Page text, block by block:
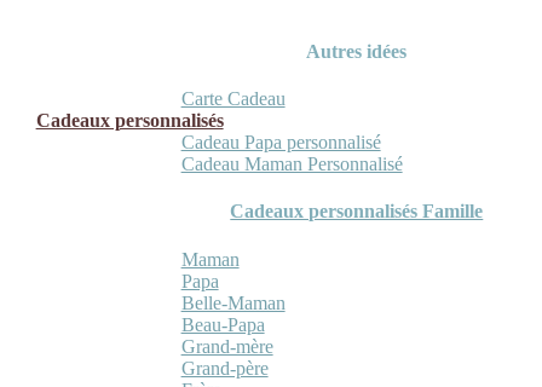
Autres idées
Carte Cadeau
Cadeaux personnalisés
Cadeau Papa personnalisé
Cadeau Maman Personnalisé
Cadeaux personnalisés Famille
Maman
Papa
Belle-Maman
Beau-Papa
Grand-mère
Grand-père